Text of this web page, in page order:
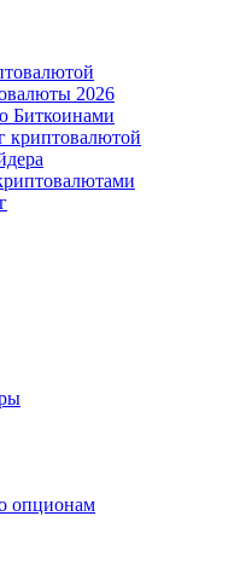
2026
Биткоинами
криптовалютой
опционам